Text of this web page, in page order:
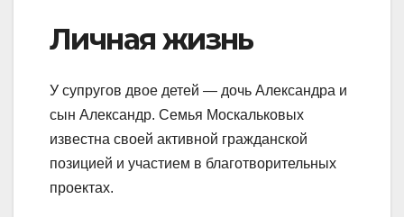
Личная жизнь
У супругов двое детей — дочь Александра и
сын Александр. Семья Москальковых
известна своей активной гражданской
позицией и участием в благотворительных
проектах.